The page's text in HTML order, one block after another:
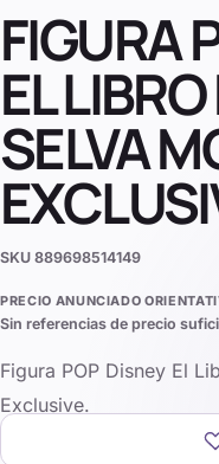
FIGURA
EL
SELVA
SKU 889698514149
PRECIO ANUNCIADO
Sin referencias de precio
Figura POP Disney El
Exclusive.